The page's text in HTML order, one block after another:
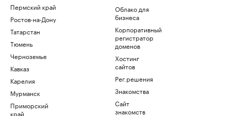
Пермский край
Ростов-на-Дону
Татарстан
Тюмень
Черноземье
Кавказ
Карелия
Мурманск
Приморский
край
Облако для
бизнеса
Корпоративный
регистратор
доменов
Хостинг
сайтов
Рег.решения
Знакомства
Сайт
знакомств